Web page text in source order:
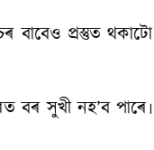
বাবেও প্রস্তুত থকাটো
বৰ সুখী নহ’ব পাৰে৷